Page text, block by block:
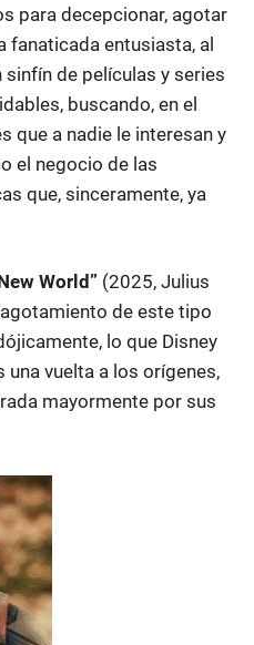
para decepcionar, agotar
fanaticada entusiasta, al
de películas y series
buscando, en el
que a nadie le interesan y
el negocio de las
que, sinceramente, ya
World” (2025, Julius
de este tipo
lo que Disney
vuelta a los orígenes,
mayormente por sus